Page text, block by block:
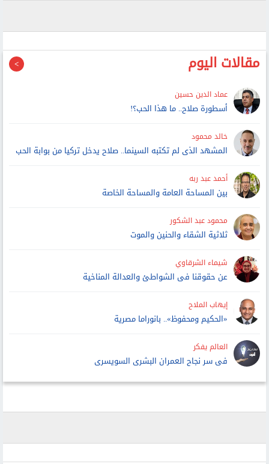
مقالات اليوم
عماد الدين حسين
أسطورة صلاح.. ما هذا الحب؟!
خالد محمود
المشهد الذى لم تكتبه السينما.. صلاح يدخل تركيا من بوابة الحب
أحمد عبد ربه
بين المساحة العامة والمساحة الخاصة
محمود عبد الشكور
ثلاثية الشقاء والحنين والموت
شيماء الشرقاوي
عن حقوقنا فى الشواطئ والعدالة المناخية
إيهاب الملاح
«الحكيم ومحفوظ».. بانوراما مصرية
العالم يفكر
فى سر نجاح العمران البشرى السويسرى